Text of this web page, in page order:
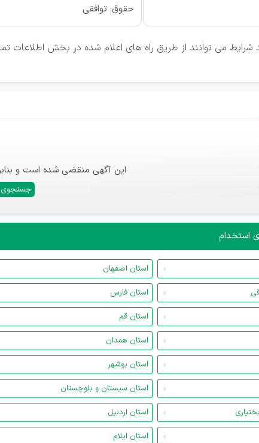
حقوق: توافقی
شرایط می توانند از طریق راه های اعلام شده در بخش اطلاعات
این آگهی منقضی شده است و
جستجوی
استخدام
استان اصفهان
استان فارس
استان قم
استان همدان
استان بوشهر
استان سیستان و بلوچستان
استان اردبیل
استان ایلام